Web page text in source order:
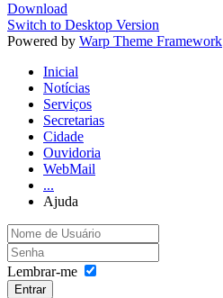
Download
Switch to Desktop Version
Powered by Warp Theme Framework
Inicial
Notícias
Serviços
Secretarias
Cidade
Ouvidoria
WebMail
...
Ajuda
Lembrar-me
Entrar